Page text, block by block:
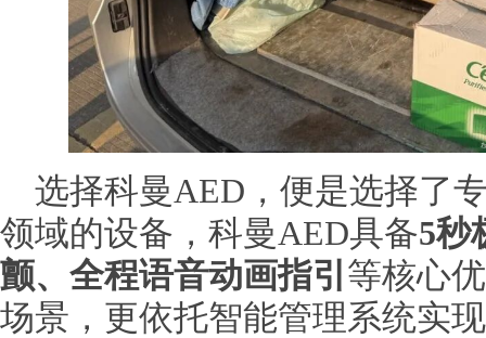
选择科曼AED，便是选择了
领域的设备，科曼AED具备5秒
颤、全程语音动画指引 等核心
场景，更依托智能管理系统实